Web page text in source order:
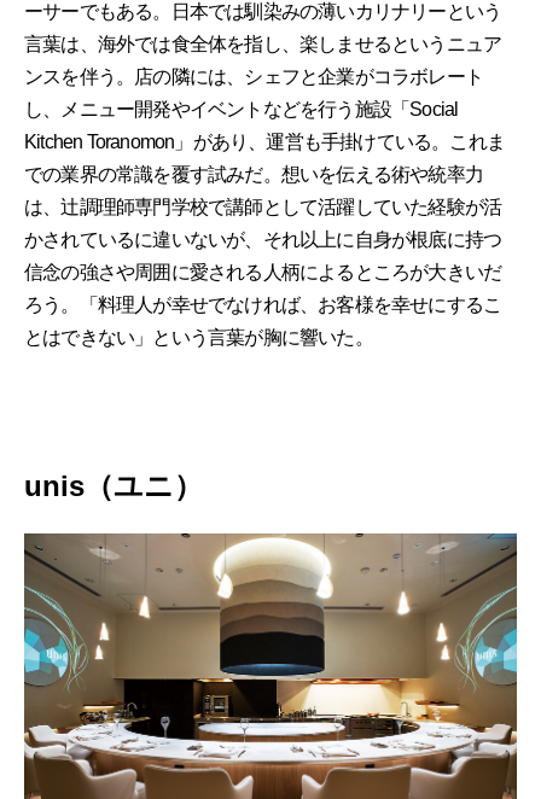
ーサーでもある。日本では馴染みの薄いカリナリーという
言葉は、海外では食全体を指し、楽しませるというニュア
ンスを伴う。店の隣には、シェフと企業がコラボレート
し、メニュー開発やイベントなどを行う施設「Social
Kitchen Toranomon」があり、運営も手掛けている。これま
での業界の常識を覆す試みだ。想いを伝える術や統率力
は、辻調理師専門学校で講師として活躍していた経験が活
かされているに違いないが、それ以上に自身が根底に持つ
信念の強さや周囲に愛される人柄によるところが大きいだ
ろう。「料理人が幸せでなければ、お客様を幸せにするこ
とはできない」という言葉が胸に響いた。
unis（ユニ）